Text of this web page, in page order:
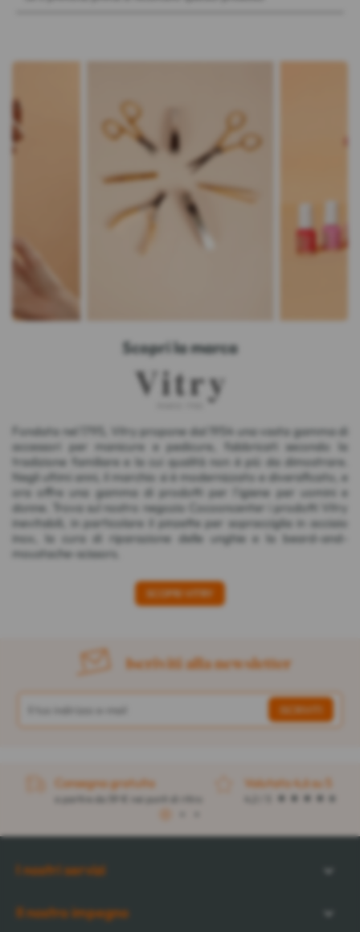
Scopri la marca
Fondata nel 1795, Vitry propone dal 1954 una vasta gamma di
accessori per manicure e pedicure, fabbricati secondo la
tradizione familiare e la cui qualità non è più da dimostrare.
Negli ultimi anni, il marchio si è modernizzato e diversificato, e
ora offre una gamma di prodotti per l'igiene per uomini e
donne. Trova sul nostro negozio Cocooncenter i prodotti Vitry
inevitabili, in particolare il pinzette per sopracciglia in acciaio
inox, la cura di riparazione delle unghie e la beard-and-
moustache-scissors.
SCOPRI VITRY
Iscriviti alla newsletter
Consegna gratuita
a partire da 59 € nei punti di ritiro
Valutato 4,6 su 5
I nostri servizi
Il nostro impegno